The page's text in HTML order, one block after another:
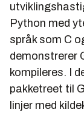
Python med
språk som C
demonstrerer
kompileres. I
pakketreet til
linjer med